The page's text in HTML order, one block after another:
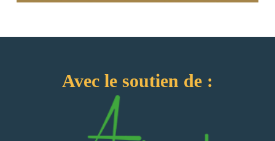
Avec le soutien de :